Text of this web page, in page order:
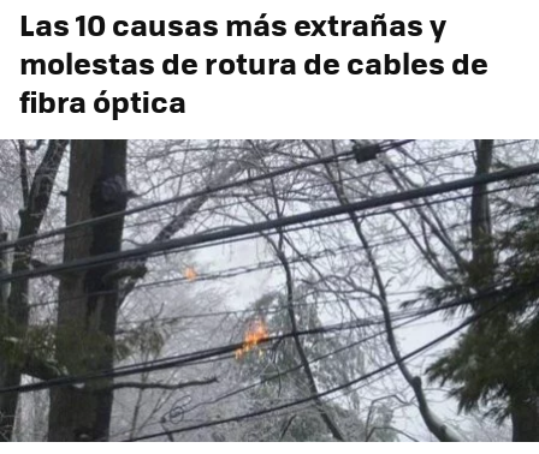
Las 10 causas más extrañas y
molestas de rotura de cables de
fibra óptica